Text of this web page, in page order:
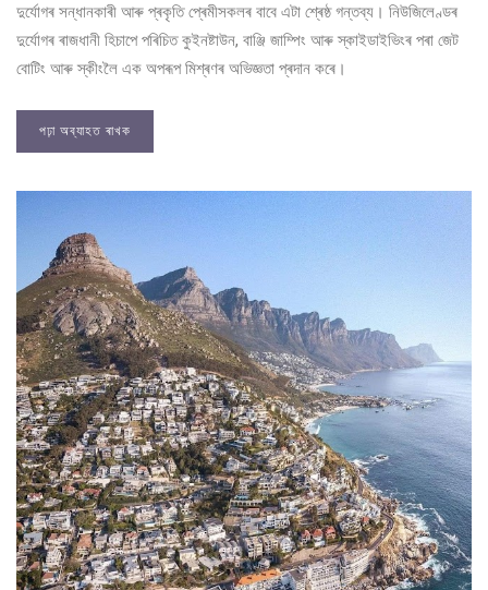
দুৰ্যোগৰ সন্ধানকাৰী আৰু প্ৰকৃতি প্ৰেমীসকলৰ বাবে এটা শ্ৰেষ্ঠ গন্তব্য। নিউজিলেণ্ডৰ
দুৰ্যোগৰ ৰাজধানী হিচাপে পৰিচিত কুইনষ্টাউন, বাঞ্জি জাম্পিং আৰু স্কাইডাইভিংৰ পৰা জেট
বোটিং আৰু স্কীংলৈ এক অপৰূপ মিশ্ৰণৰ অভিজ্ঞতা প্ৰদান কৰে।
পঢ়া অব্যাহত ৰাখক